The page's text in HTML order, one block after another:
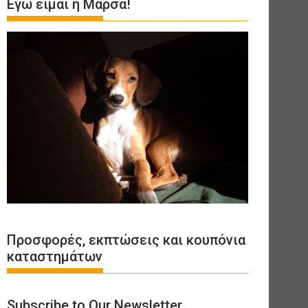
Εγώ είμαι η Μάρσα!
Προσφορές, εκπτώσεις και κουπόνια
καταστημάτων